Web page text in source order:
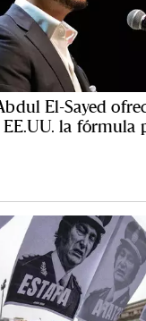
El-Sayed
la fórmula